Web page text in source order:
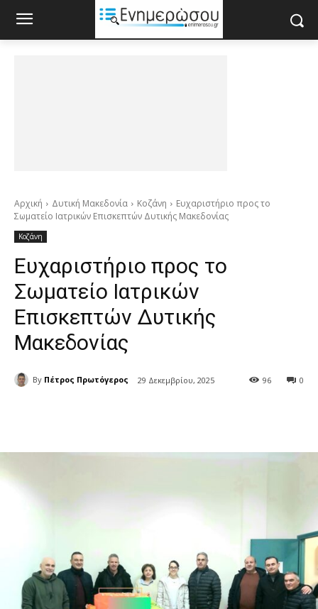
Αρχική Δυτική Μακεδονία Κοζάνη
Ευχαριστήριο προς το
Σωματείο Ιατρικών Επισκεπτών Δυτικής Μακεδονίας
Κοζάνη
Ευχαριστήριο προς το
Σωματείο Ιατρικών
Επισκεπτών Δυτικής
Μακεδονίας
By Πέτρος Πρωτόγερος 29 Δεκεμβρίου, 2025 0
96